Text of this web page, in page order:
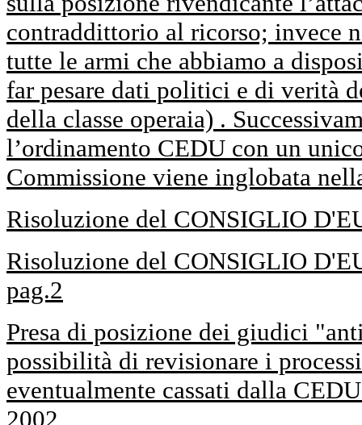
contraddittorio al ricorso; invece
tutte le armi che abbiamo a
far pesare dati politici e di verità
della classe operaia) .
l’ordinamento CEDU con un
Commissione viene inglobata
Risoluzione del CONSIGLIO
Risoluzione del CONSIGLIO
pag.2
Presa di posizione dei giudici
possibilità di revisionare i
eventualmente cassati dalla
2002